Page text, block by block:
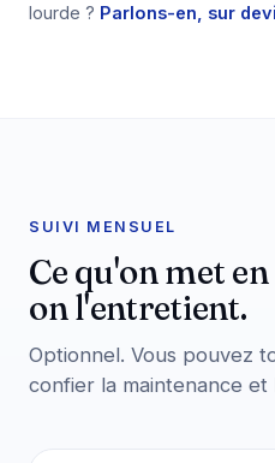
lourde ? Parlons-en, sur
SUIVI MENSUEL
Ce qu'on met
on l'entretient.
Optionnel. Vous pouvez
confier la maintenance